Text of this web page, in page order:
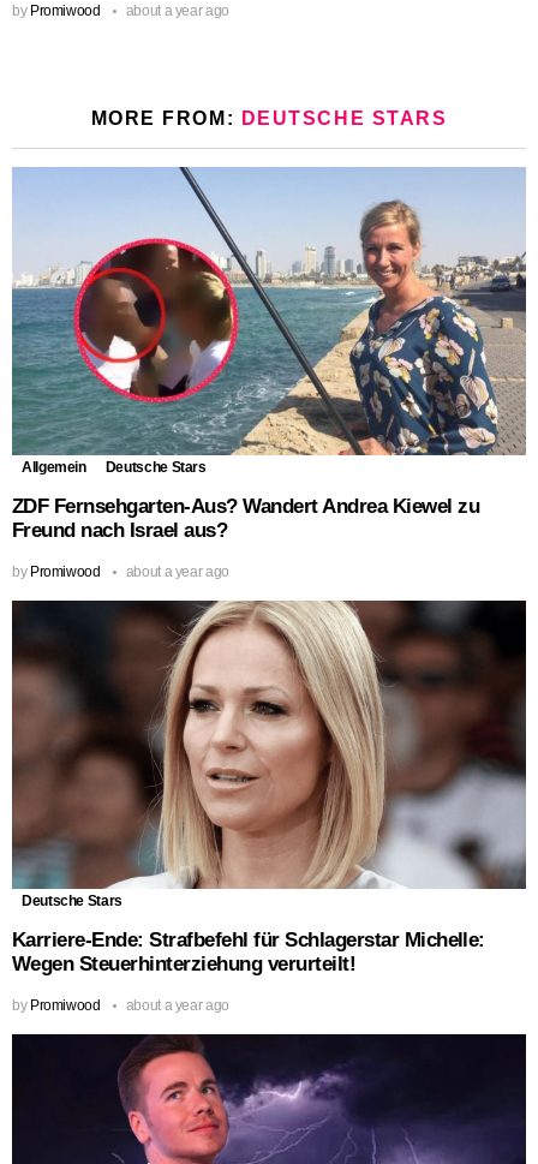
by Promiwood about a year ago
MORE FROM: DEUTSCHE STARS
Allgemein Deutsche Stars
ZDF Fernsehgarten-Aus? Wandert Andrea Kiewel zu
Freund nach Israel aus?
by Promiwood about a year ago
Deutsche Stars
Karriere-Ende: Strafbefehl für Schlagerstar Michelle:
Wegen Steuerhinterziehung verurteilt!
by Promiwood about a year ago